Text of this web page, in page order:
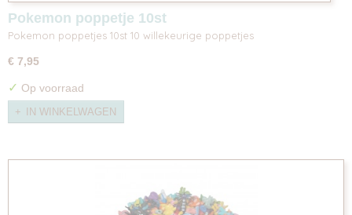
Pokemon poppetje 10st
Pokemon poppetjes 10st 10 willekeurige poppetjes
€ 7,95
✓ Op voorraad
IN WINKELWAGEN